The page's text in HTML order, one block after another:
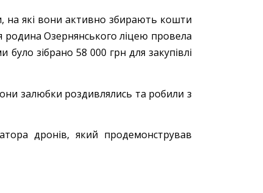
на які вони активно збирають кошти
родина Озернянського ліцею провела
зібрано 58 000 грн для закупівлі
залюбки роздивлялись та робили з
дронів, який продемонстрував